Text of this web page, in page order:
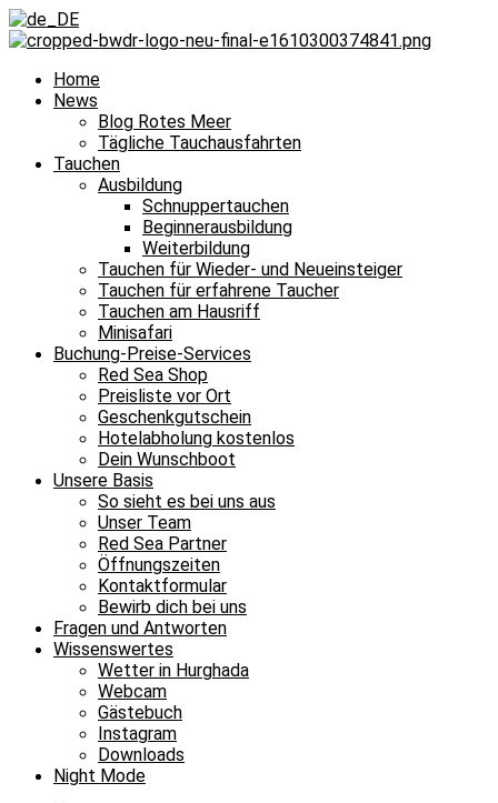
Home
News
Blog Rotes Meer
Tägliche Tauchausfahrten
Tauchen
Ausbildung
Schnuppertauchen
Beginnerausbildung
Weiterbildung
Tauchen für Wieder- und Neueinsteiger
Tauchen für erfahrene Taucher
Tauchen am Hausriff
Minisafari
Buchung-Preise-Services
Red Sea Shop
Preisliste vor Ort
Geschenkgutschein
Hotelabholung kostenlos
Dein Wunschboot
Unsere Basis
So sieht es bei uns aus
Unser Team
Red Sea Partner
Öffnungszeiten
Kontaktformular
Bewirb dich bei uns
Fragen und Antworten
Wissenswertes
Wetter in Hurghada
Webcam
Gästebuch
Instagram
Downloads
Night Mode